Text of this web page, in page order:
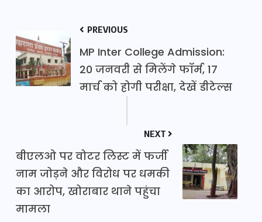
PREVIOUS
MP Inter College Admission:
20 जनवरी से मिलेंगे फॉर्म, 17
मार्च को होगी परीक्षा, देखें डीटेल्स
NEXT
बीएलओ पर वोटर लिस्ट में फर्जी
नाम जोड़ने और विरोध पर धमकी
का आरोप, खोराबार थाने पहुंचा
मामला